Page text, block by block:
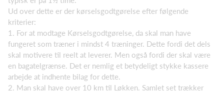
Ud over dette er der kørselsgodtgørelse efter følgende
kriterier:
1. For at modtage Kørselsgodtgørelse, da skal man have
fungeret som træner i mindst 4 træninger. Dette fordi det dels
skal motivere til reelt at leverer. Men også fordi der skal være
en bagatelgrænse. Det er nemlig et betydeligt stykke kassere
arbejde at indhente bilag for dette.
2. Man skal have over 10 km til Løkken. Samlet set trækker